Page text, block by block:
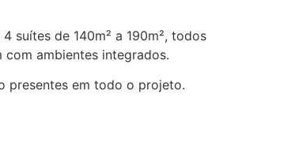
suítes de 140m² a 190m², todos
ambientes integrados.
presentes em todo o projeto.